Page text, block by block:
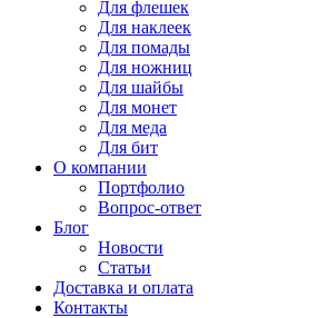
Для флешек
Для наклеек
Для помады
Для ножниц
Для шайбы
Для монет
Для меда
Для бит
О компании
Портфолио
Вопрос-ответ
Блог
Новости
Статьи
Доставка и оплата
Контакты